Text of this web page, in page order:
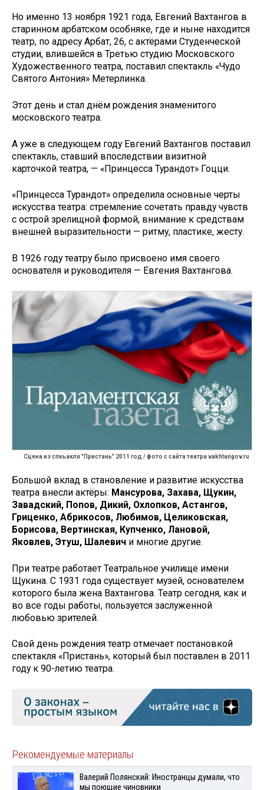
Но именно 13 ноября 1921 года, Евгений Вахтангов в
старинном арбатском особняке, где и ныне находится
театр, по адресу Арбат, 26, с актёрами Студенческой
студии, влившейся в Третью студию Московского
Художественного театра, поставил спектакль «Чудо
Святого Антония» Метерлинка.
Этот день и стал днём рождения знаменитого
московского театра.
А уже в следующем году Евгений Вахтангов поставил
спектакль, ставший впоследствии визитной
карточкой театра, — «Принцесса Турандот» Гоцци.
«Принцесса Турандот» определила основные черты
искусства театра: стремление сочетать правду чувств
с острой зрелищной формой, внимание к средствам
внешней выразительности — ритму, пластике, жесту.
В 1926 году театру было присвоено имя своего
основателя и руководителя — Евгения Вахтангова.
Сцена из спкьакля "Пристань" 2011 год / фото с сайта театра vakhtangov.ru
Большой вклад в становление и развитие искусства
театра внесли актёры: Мансурова, Захава, Щукин,
Завадский, Попов, Дикий, Охлопков, Астангов,
Гриценко, Абрикосов, Любимов, Целиковская,
Борисова, Вертинская, Купченко, Лановой,
Яковлев, Этуш, Шалевич и многие другие.
При театре работает Театральное училище имени
Щукина. С 1931 года существует музей, основателем
которого была жена Вахтангова. Театр сегодня, как и
во все годы работы, пользуется заслуженной
любовью зрителей.
Свой день рождения театр отмечает постановкой
спектакля «Пристань», который был поставлен в 2011
году к 90-летию театра.
Рекомендуемые материалы
Валерий Полянский: Иностранцы думали, что
мы поющие чиновники